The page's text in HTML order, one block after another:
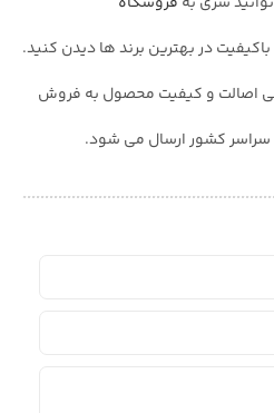
باکیفیت در بهترین برند ها دیدن کنید.
اصالت و کیفیت محصول به فروش
سراسر کشور ارسال می شود.